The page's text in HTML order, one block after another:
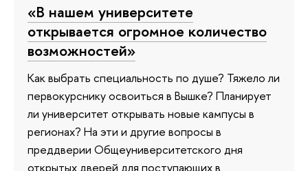
«В нашем университете
открывается огромное количество
возможностей»
Как выбрать специальность по душе? Тяжело ли
первокурснику освоиться в Вышке? Планирует
ли университет открывать новые кампусы в
регионах? На эти и другие вопросы в
преддверии Общеуниверситетского дня
открытых дверей для поступающих в